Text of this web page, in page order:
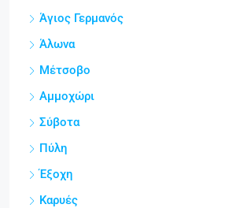
Άγιος Γερμανός
Άλωνα
Μέτσοβο
Αμμοχώρι
Σύβοτα
Πύλη
Έξοχη
Καρυές